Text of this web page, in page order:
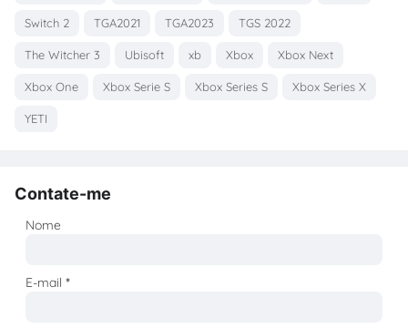
Switch 2 TGA2021 TGA2023 TGS 2022
The Witcher 3 Ubisoft xb Xbox Xbox Next
Xbox One Xbox Serie S Xbox Series S Xbox Series X
YETI
Contate-me
Nome
E-mail*